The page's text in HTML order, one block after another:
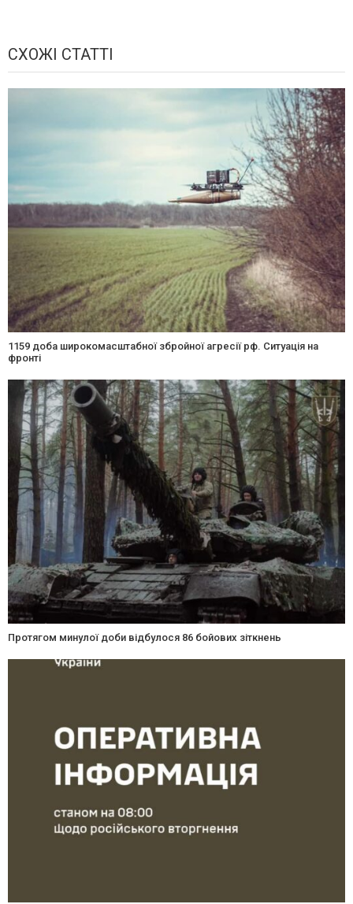
СХОЖІ СТАТТІ
1159 доба широкомасштабної збройної агресії рф. Ситуація на
фронті
Протягом минулої доби відбулося 86 бойових зіткнень